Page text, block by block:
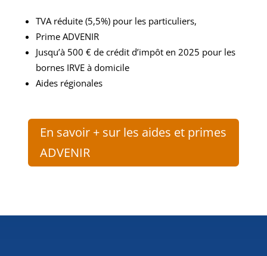
TVA réduite (5,5%) pour les particuliers,
Prime ADVENIR
Jusqu’à 500 € de crédit d’impôt en 2025 pour les
bornes IRVE à domicile
Aides régionales
En savoir + sur les aides et primes
ADVENIR